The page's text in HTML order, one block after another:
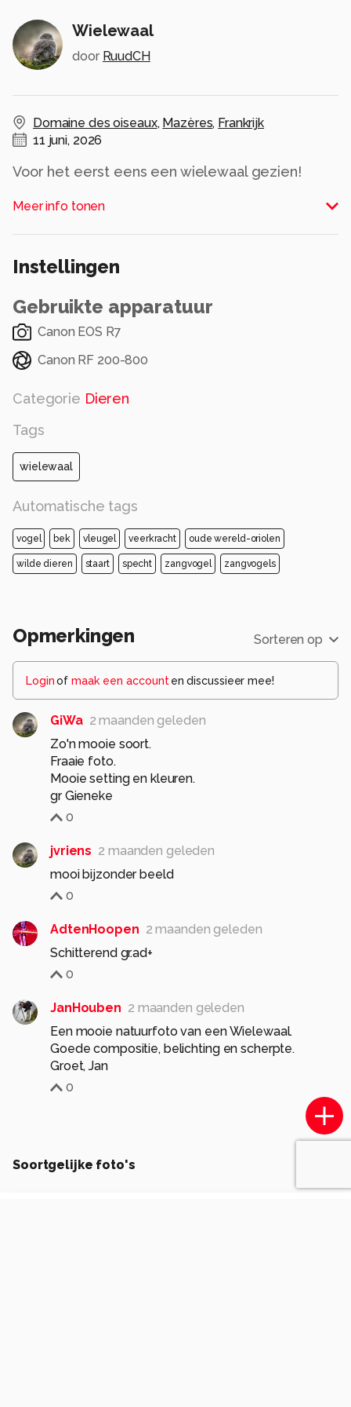
Wielewaal
door RuudCH
Domaine des oiseaux, Mazères, Frankrijk
11 juni, 2026
Voor het eerst eens een wielewaal gezien!
Alle rechten voorbehouden
Meer info tonen
Instellingen
Gebruikte apparatuur
Canon EOS R7
Canon RF 200-800
Categorie Dieren
Tags
wielewaal
Automatische tags
vogel bek vleugel veerkracht oude wereld-oriolen
wilde dieren staart specht zangvogel zangvogels
Opmerkingen Sorteren op
Loginof maak een account en discussieer mee!
GiWa 2 maanden geleden
Zo'n mooie soort.
Fraaie foto.
Mooie setting en kleuren.
gr Gieneke
0
jvriens 2 maanden geleden
mooi bijzonder beeld
0
AdtenHoopen 2 maanden geleden
Schitterend gr.ad+
0
JanHouben 2 maanden geleden
Een mooie natuurfoto van een Wielewaal.
Goede compositie, belichting en scherpte.
Groet, Jan
0
Soortgelijke foto's